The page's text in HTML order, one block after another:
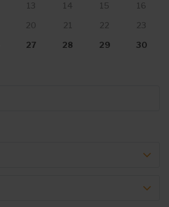
13 14 15
16
20 21 22
23
27 28 29
30